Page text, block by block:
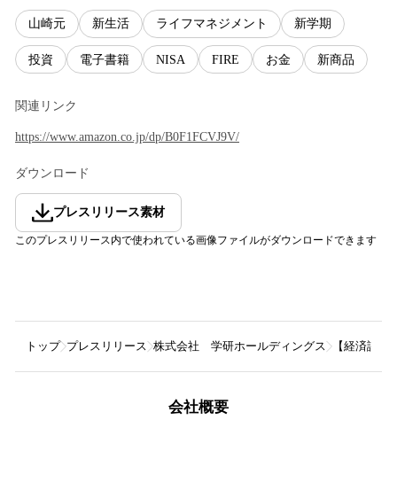
山崎元 新生活 ライフマネジメント 新学期
投資 電子書籍 NISA FIRE お金 新商品
関連リンク
https://www.amazon.co.jp/dp/B0F1FCVJ9V/
ダウンロード
プレスリリース素材
このプレスリリース内で使われている画像ファイルがダウンロードできます
トップ プレスリリース 株式会社 学研ホールディングス 【経済評
会社概要